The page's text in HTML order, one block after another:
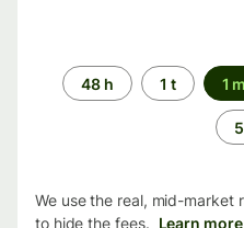
Time
period
48 h 1 t 1 m
We use the real, mid-market
to hide the fees. Learn more